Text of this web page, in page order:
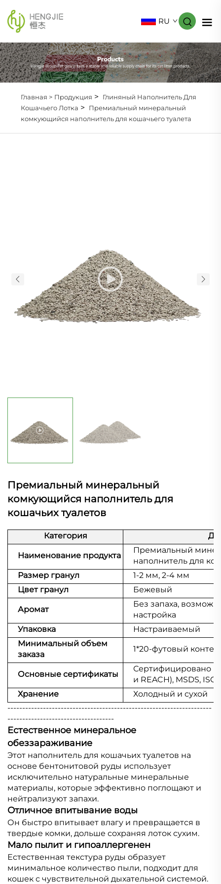
RU
Главная > Продукция >
Глиняный Наполнитель Для
Кошачьего Лотка >
Премиальный минеральный
комкующийся наполнитель для кошачьего туалета
Премиальный минеральный
комкующийся наполнитель для
кошачьих туалетов
Категория
Наименование продукта
Премиальный
наполнитель для
Размер гранул
1-2 мм, 2-4 мм
Цвет гранул
Бежевый
Аромат
Без запаха,
настройка
Упаковка
Настраиваемый
Минимальный объем
заказа
1*20-футовый
Основные сертификаты
Сертифицировано
и REACH), MSDS,
Хранение
Холодный и сухой
---------------------------------------------------------------------
------------------------------------
Естественное минеральное
обеззараживание
Этот наполнитель для кошачьих туалетов на
основе бентонитовой руды использует
исключительно натуральные минеральные
материалы, которые эффективно поглощают и
нейтрализуют запахи.
Отличное впитывание воды
Он быстро впитывает влагу и превращается в
твердые комки, дольше сохраняя лоток сухим.
Мало пылит и гипоаллергенен
Естественная текстура руды образует
минимальное количество пыли, подходит для
кошек с чувствительной дыхательной системой.